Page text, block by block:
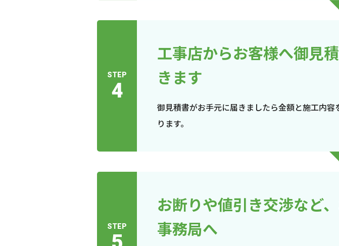
STEP
4
工事店からお客様へ御見
きます
御見積書がお手元に届きましたら金額と施工内
ります。
STEP
お断りや値引き交渉など
事務局へ